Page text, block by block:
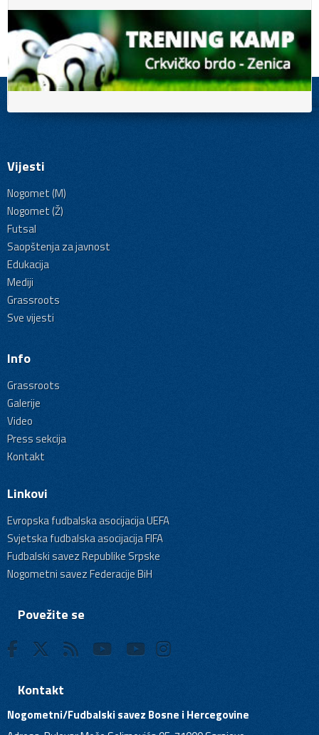
Vijesti
Nogomet (M)
Nogomet (Ž)
Futsal
Saopštenja za javnost
Edukacija
Mediji
Grassroots
Sve vijesti
Info
Grassroots
Galerije
Video
Press sekcija
Kontakt
Linkovi
Evropska fudbalska asocijacija UEFA
Svjetska fudbalska asocijacija FIFA
Fudbalski savez Republike Srpske
Nogometni savez Federacije BiH
Povežite se
Kontakt
Nogometni/Fudbalski savez Bosne i Hercegovine